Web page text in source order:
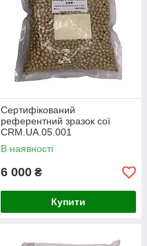
Сертифікований
референтний зразок сої
CRM.UA.05.001
В наявності
6 000 ₴
Купити